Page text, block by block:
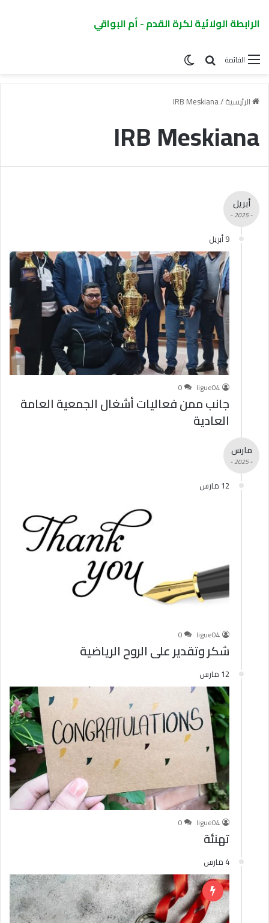
الرابطة الولائية لكرة القدم - أم البواقي
القائمة
الرئيسية/
IRB Meskiana
IRB Meskiana
أبريل
- 2025 -
9 أبريل
ligue04
0
جانب ممن فعاليات أشغال الجمعية العامة
العادية
مارس
- 2025 -
12 مارس
ligue04
0
شكر وتقدير على الروح الرياضية
12 مارس
ligue04
0
تهنئة
4 مارس